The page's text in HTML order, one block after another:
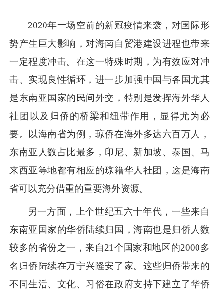
2020年一场空前的新冠疫情来袭，对国际形
势产生巨大影响，对海南自贸港建设进程也带来
一定程度冲击。在这一特殊时期，为有效应对冲
击、实现良性循环，进一步加强中国与各国尤其
是东南亚国家的民间外交，特别是发挥海外华人
社团以及归侨的桥梁和纽带作用，显得尤为必
要。以海南省为例，琼侨在海外多达六百万人，
东南亚人数占比最多，印尼、新加坡、泰国、马
来西亚等地都有相应的琼籍华人社团，这是海南
省可以充分借重的重要海外资源。
另一方面，上个世纪五六十年代，一些来自
东南亚国家的华侨陆续归国，海南也是归侨人数
较多的省份之一，来自21个国家和地区的2000多
名归侨陆续在万宁兴隆安了家。这些归侨带来的
不同生活、文化、习俗在政府支持下建立了华侨